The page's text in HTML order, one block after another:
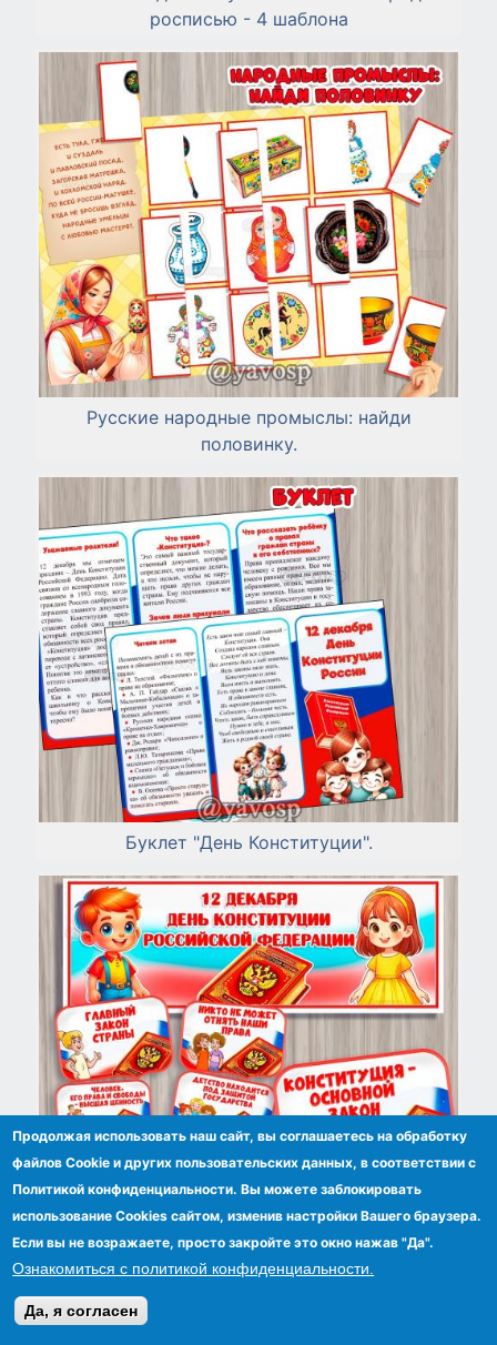
росписью - 4 шаблона
Русские народные промыслы: найди
половинку.
Буклет "День Конституции".
Вывеска и речевые облачка ко Дню
Конституции
Продолжая использовать наш сайт, вы соглашаетесь на обработку
файлов Сookie и других пользовательских данных, в соответствии с
Политикой конфиденциальности. Вы можете заблокировать
использование Cookies сайтом, изменив настройки Вашего браузера.
Если вы не возражаете, просто закройте это окно нажав "Да".
Ознакомиться с политикой конфиденциальности.
Да, я согласен